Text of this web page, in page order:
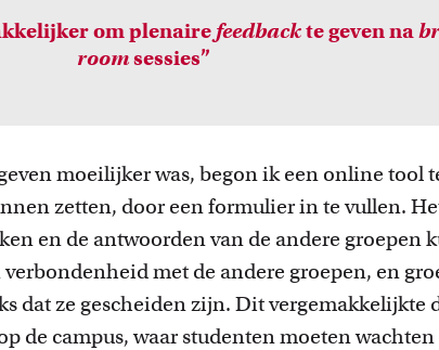
om plenaire feedbackte geven na
roomsessies”
moeilijker was, begon ik een online tool
zetten, door een formulier in te vullen.
en de antwoorden van de andere groepen
met de andere groepen, en
dat ze gescheiden zijn. Dit vergemakkelijkte
de campus, waar studenten moeten wachten